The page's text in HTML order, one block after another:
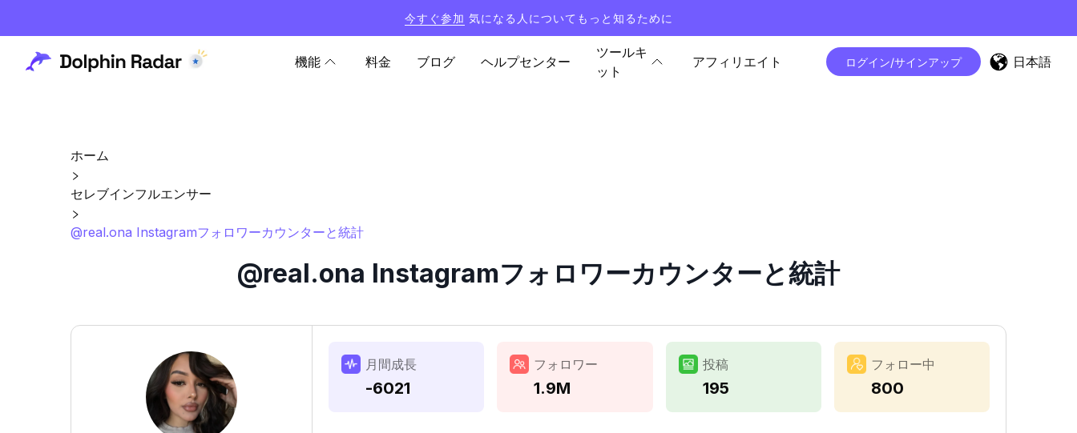
今すぐ参加 気になる人についてもっと知るために
機能 料金 ブログ ヘルプセンター
ツールキ
ット
アフィリエイト ログイン/サインアップ 日本語
ホーム
セレブインフルエンサー
@real.ona Instagramフォロワーカウンターと統計
@real.ona Instagramフォロワーカウンターと統計
月間成長
-6021
フォロワー
1.9M
投稿
195
フォロー中
800